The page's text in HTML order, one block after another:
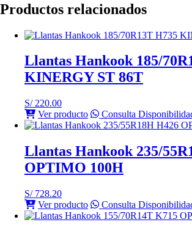
Productos relacionados
Llantas Hankook 185/
KINERGY ST 86T
S/220.00
Ver producto
Consulta
Llantas Hankook 235/
OPTIMO 100H
S/728.20
Ver producto
Consulta